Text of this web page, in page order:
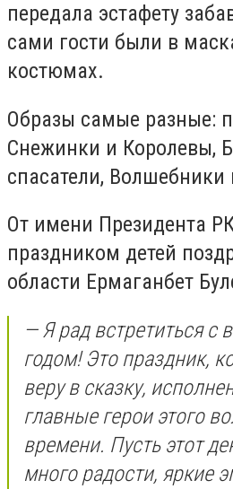
передала эстафету
сами гости были в
костюмах.
Образы самые разные:
Снежинки и Королевы,
спасатели,
От имени Президента
праздником детей
области Ермаганбет
— Я рад встретиться
годом! Это праздник,
веру в сказку,
главные герои этого
времени. Пусть этот
много радости, яркие